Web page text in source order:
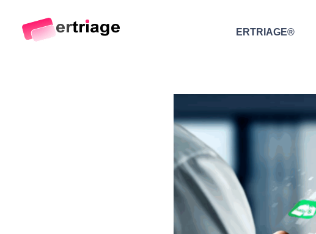
ERTRIAGE®